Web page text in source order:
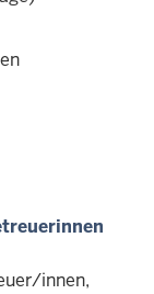
innen,